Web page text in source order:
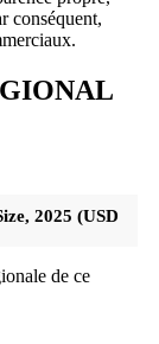
conséquent,
2025 (USD
de ce